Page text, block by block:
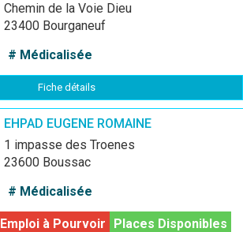
chemin de la Voie Dieu
23400 Bourganeuf
# Médicalisée
Fiche détails
EHPAD EUGENE ROMAINE
1 impasse des Troenes
23600 Boussac
# Médicalisée
Places Disponibles
Emploi à Pourvoir